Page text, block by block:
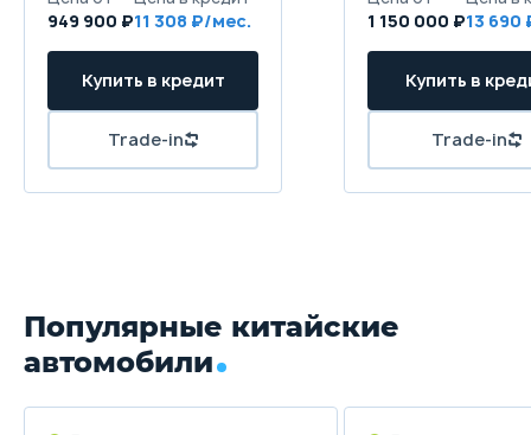
949 900 ₽11 308 1 150 000 ₽13 690
Популярные китайские
автомобили